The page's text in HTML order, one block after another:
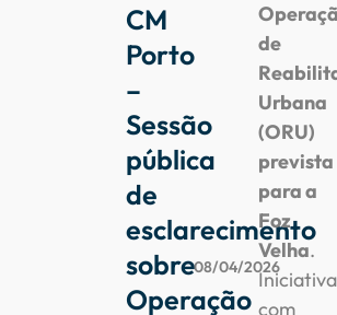
CM
Porto
–
Sessão
pública
de
esclarecimento
sobre
Operação
08/04/2026
de
Urbana
(ORU)
prevista
para a
Foz
Velha.
com